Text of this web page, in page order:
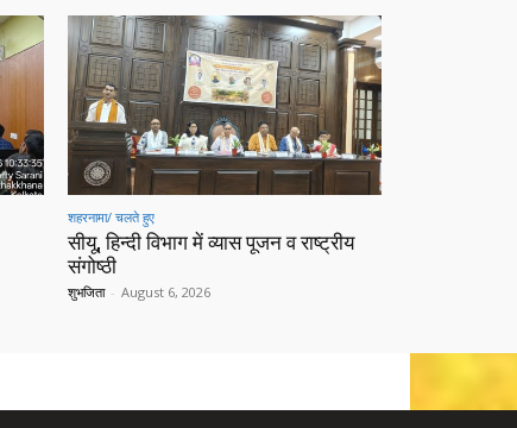
शहरनामा/ चलते हुए
सीयू, हिन्दी विभाग में व्यास पूजन व राष्ट्रीय
संगोष्ठी
शुभजिता - August 6, 2026